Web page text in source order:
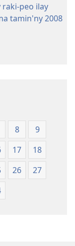
Ny
Soratra
2021)
peo
Ny
2021)
raki-peo ilay
tamin'ny 2008
8
9
17
18
26
27